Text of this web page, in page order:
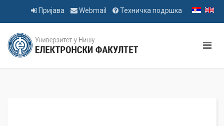
Пријава Webmail Техничка подршка